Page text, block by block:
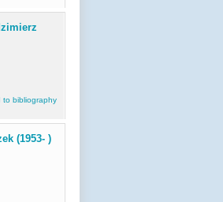
to bibliography
(1953- )